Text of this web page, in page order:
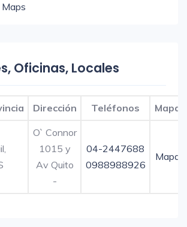
Oficinas, Locales
Dirección Teléfonos Mapa
O` Connor
1015 y
Av Quito
-
04-2447688
0988988926
Mapa